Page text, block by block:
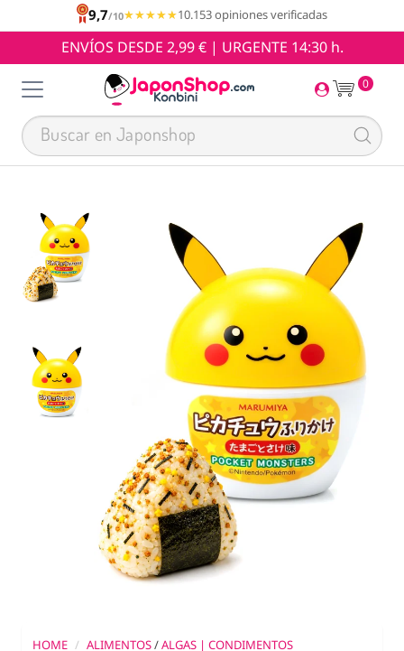
9,7/10★★★★★
★★★★★10.153 opiniones verificadas
ENVÍOS DESDE 2,99 € | URGENTE 14:30 h.
0
HOME / ALIMENTOS/ALGAS | CONDIMENTOS